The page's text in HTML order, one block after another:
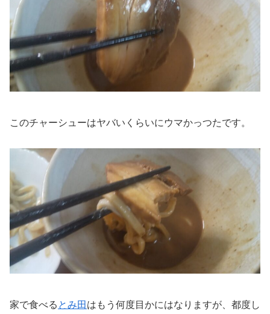
このチャーシューはヤバいくらいにウマかっつたです。
家で食べる とみ田 はもう何度目かにはなりますが、都度し